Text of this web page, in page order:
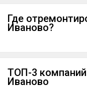
Где
Иваново?
ТОП-3 компаний
Иваново